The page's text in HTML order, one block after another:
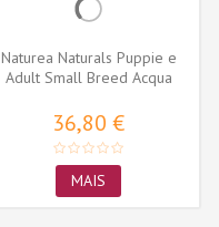
Naturea Naturals Puppie e
Adult Small Breed Acqua
36,80 €
MAIS